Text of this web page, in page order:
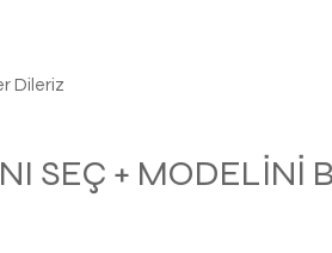
Dileriz
SEÇ + MODELİNİ